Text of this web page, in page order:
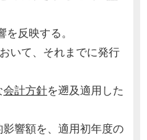
反映する。
いて、それまでに発行
会計方針を遡及適用した
響額を、適用初年度の